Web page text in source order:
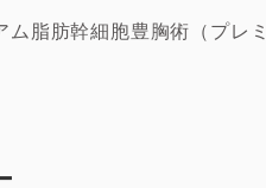
ム脂肪幹細胞豊胸術（プレ